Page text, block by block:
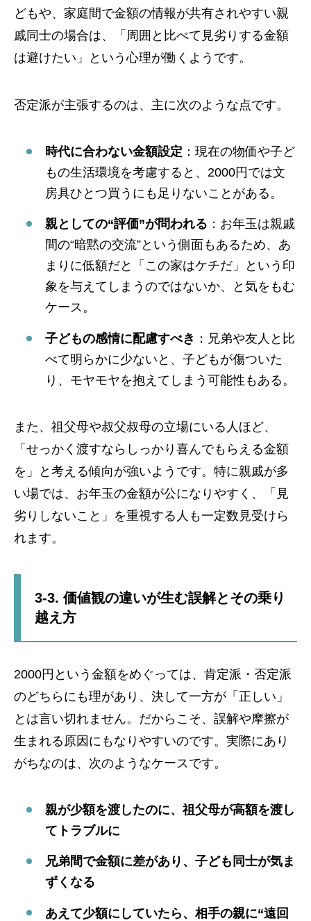
どもや、家庭間で金額の情報が共有されやすい親
戚同士の場合は、「周囲と比べて見劣りする金額
は避けたい」という心理が働くようです。
否定派が主張するのは、主に次のような点です。
時代に合わない金額設定 ：現在の物価や子ど
もの生活環境を考慮すると、2000円では文
房具ひとつ買うにも足りないことがある。
親としての“評価”が問われる ：お年玉は親戚
間の“暗黙の交流”という側面もあるため、あ
まりに低額だと「この家はケチだ」という印
象を与えてしまうのではないか、と気をもむ
ケース。
子どもの感情に配慮すべき ：兄弟や友人と比
べて明らかに少ないと、子どもが傷ついた
り、モヤモヤを抱えてしまう可能性もある。
また、祖父母や叔父叔母の立場にいる人ほど、
「せっかく渡すならしっかり喜んでもらえる金額
を」と考える傾向が強いようです。特に親戚が多
い場では、お年玉の金額が公になりやすく、「見
劣りしないこと」を重視する人も一定数見受けら
れます。
3-3. 価値観の違いが生む誤解とその乗り
越え方
2000円という金額をめぐっては、肯定派・否定派
のどちらにも理があり、決して一方が「正しい」
とは言い切れません。だからこそ、誤解や摩擦が
生まれる原因にもなりやすいのです。実際にあり
がちなのは、次のようなケースです。
親が少額を渡したのに、祖父母が高額を渡し
てトラブルに
兄弟間で金額に差があり、子ども同士が気ま
ずくなる
あえて少額にしていたら、相手の親に“遠回